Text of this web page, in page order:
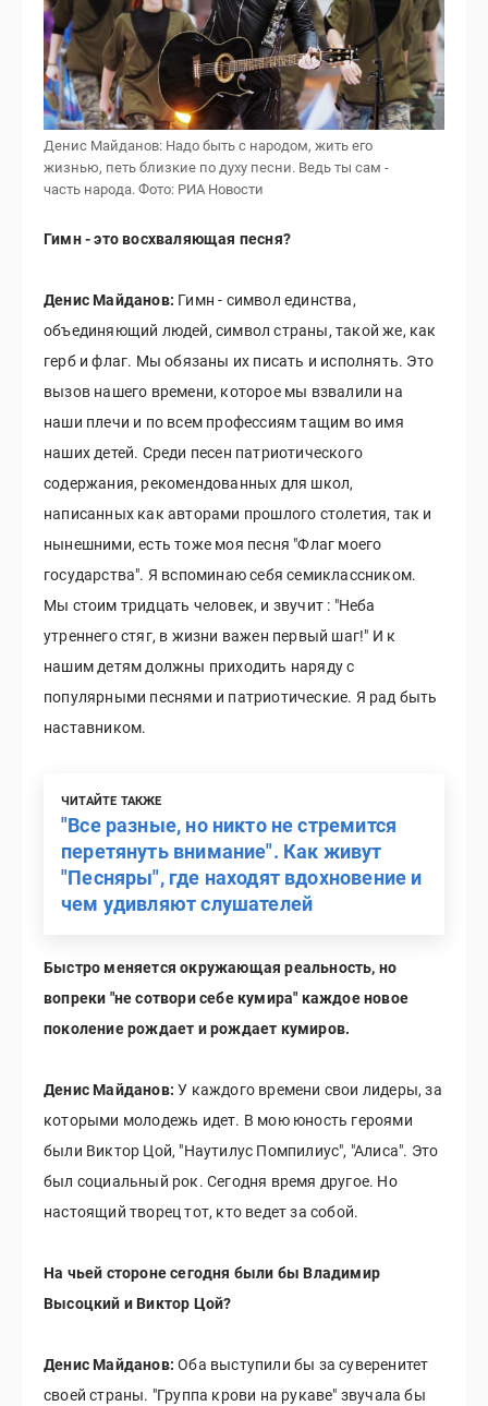
Денис Майданов: Надо быть с народом, жить его
жизнью, петь близкие по духу песни. Ведь ты сам -
часть народа. Фото: РИА Новости
Гимн - это восхваляющая песня?
Денис Майданов: Гимн - символ единства,
объединяющий людей, символ страны, такой же, как
герб и флаг. Мы обязаны их писать и исполнять. Это
вызов нашего времени, которое мы взвалили на
наши плечи и по всем профессиям тащим во имя
наших детей. Среди песен патриотического
содержания, рекомендованных для школ,
написанных как авторами прошлого столетия, так и
нынешними, есть тоже моя песня "Флаг моего
государства". Я вспоминаю себя семиклассником.
Мы стоим тридцать человек, и звучит : "Неба
утреннего стяг, в жизни важен первый шаг!" И к
нашим детям должны приходить наряду с
популярными песнями и патриотические. Я рад быть
наставником.
ЧИТАЙТЕ ТАКЖЕ
"Все разные, но никто не стремится
перетянуть внимание". Как живут
"Песняры", где находят вдохновение и
чем удивляют слушателей
Быстро меняется окружающая реальность, но
вопреки "не сотвори себе кумира" каждое новое
поколение рождает и рождает кумиров.
Денис Майданов:У каждого времени свои лидеры, за
которыми молодежь идет. В мою юность героями
были Виктор Цой, "Наутилус Помпилиус", "Алиса". Это
был социальный рок. Сегодня время другое. Но
настоящий творец тот, кто ведет за собой.
На чьей стороне сегодня были бы Владимир
Высоцкий и Виктор Цой?
Денис Майданов:Оба выступили бы за суверенитет
своей страны. "Группа крови на рукаве" звучала бы